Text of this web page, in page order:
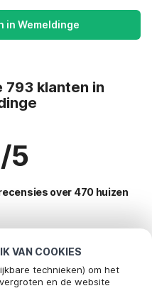
VAN COOKIES
technieken) om het
en de website
in Wemeldinge
793 klanten in
5
over 470 huizen
voor